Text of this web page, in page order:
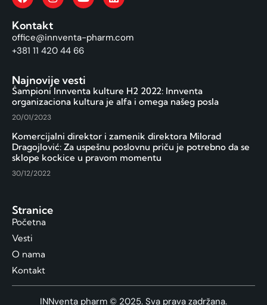
Kontakt
office@innventa-pharm.com
+381 11 420 44 66
Najnovije vesti
Šampioni Innventa kulture H2 2022: Innventa
organizaciona kultura je alfa i omega našeg posla
20/01/2023
Komercijalni direktor i zamenik direktora Milorad
Dragojlović: Za uspešnu poslovnu priču je potrebno da se
sklope kockice u pravom momentu
30/12/2022
Stranice
Početna
Vesti
O nama
Kontakt
INNventa pharm © 2025. Sva prava zadržana.